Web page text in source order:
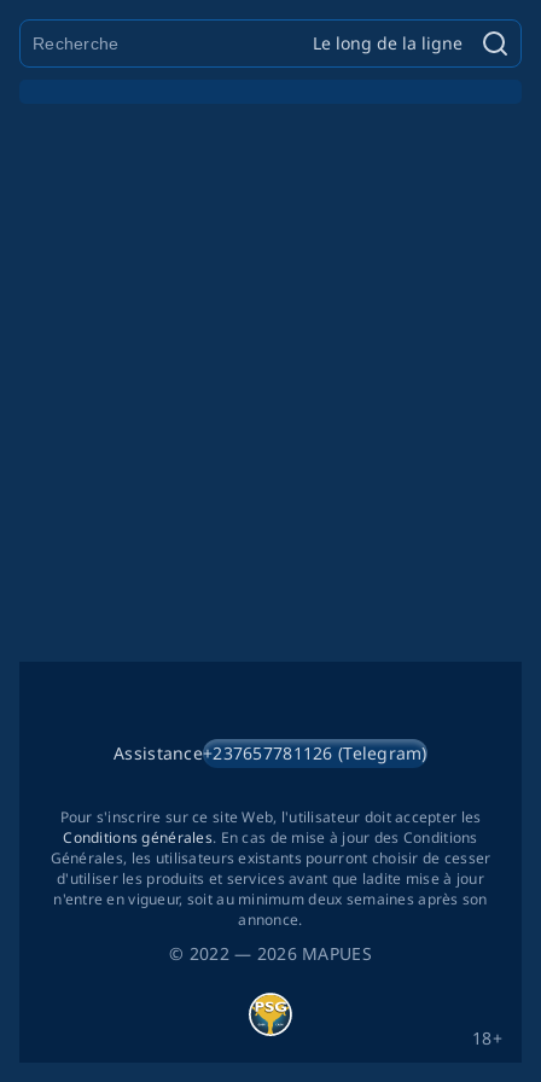
Le long de la ligne
© 2022— 2026 MAPUES
Assistance+237657781126 (Telegram)
18+
Pour s'inscrire sur ce site Web, l'utilisateur doit accepter les
Conditions générales. En cas de mise à jour des Conditions
Générales, les utilisateurs existants pourront choisir de cesser
d'utiliser les produits et services avant que ladite mise à jour
n'entre en vigueur, soit au minimum deux semaines après son
annonce.